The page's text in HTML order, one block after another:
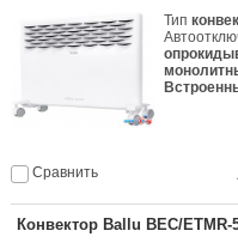
Тип
Сравнить
Конвектор Ballu BEC/ETMR-